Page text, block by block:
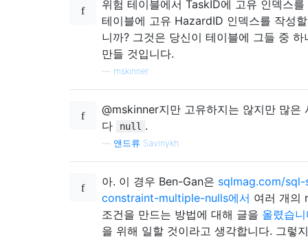
위험 테이블에서 TaskID에 고유 인덱스
테이블에 고유 HazardID 인덱스를 작성
니까? 그것은 당신이 테이블에 그들 중
만들 것입니다.
mskinner
@mskinner지만 고유하지는 않지만 많은
다
null .
앤드류 Savinykh
아. 이 경우 Ben-Gan은 sqlmag.com/
constraint-multiple-nulls에서 여러 개의
조건을 만드는 방법에 대해 글을 올렸습
을 위해 일할 것이라고 생각합니다. 그렇